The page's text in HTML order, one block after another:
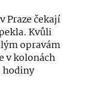
Praze čekají
Kvůli
opravám
v kolonách